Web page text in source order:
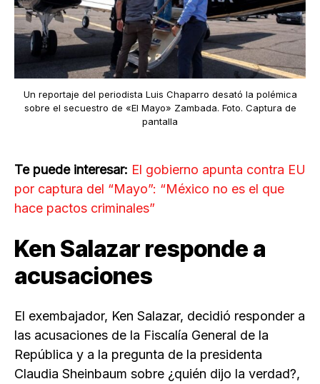
Un reportaje del periodista Luis Chaparro desató la polémica
sobre el secuestro de «El Mayo» Zambada. Foto. Captura de
pantalla
Te puede interesar: El gobierno apunta contra EU
por captura del “Mayo”: “México no es el que
hace pactos criminales”
Ken Salazar responde a
acusaciones
El exembajador, Ken Salazar, decidió responder a
las acusaciones de la Fiscalía General de la
República y a la pregunta de la presidenta
Claudia Sheinbaum sobre ¿quién dijo la verdad?,